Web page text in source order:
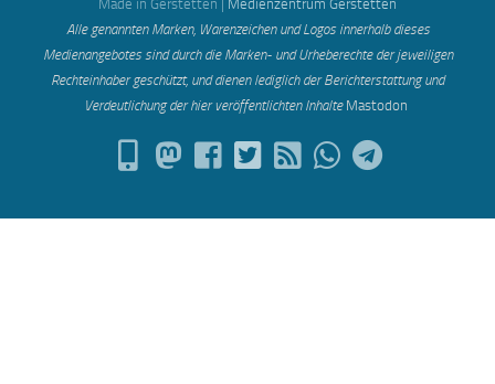
Made in Gerstetten | Medienzentrum Gerstetten
Alle genannten Marken, Warenzeichen und Logos innerhalb dieses
Medienangebotes sind durch die Marken- und Urheberechte der jeweiligen
Rechteinhaber geschützt, und dienen lediglich der Berichterstattung und
Verdeutlichung der hier veröffentlichten Inhalte Mastodon